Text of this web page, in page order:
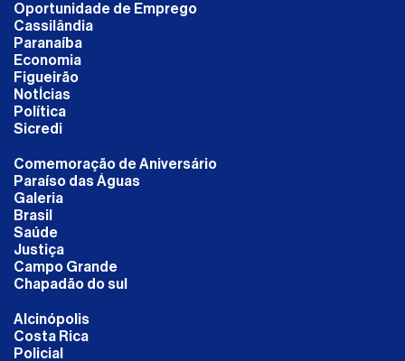
Oportunidade de Emprego
Cassilândia
Paranaíba
Economia
Figueirão
NotÍcias
Política
Sicredi
Comemoração de Aniversário
Paraíso das Águas
Galeria
Brasil
Saúde
Justiça
Campo Grande
Chapadão do sul
Alcinópolis
Costa Rica
Policial